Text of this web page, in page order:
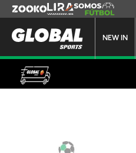
NEW IN
Zooko Lira Somos Futbol